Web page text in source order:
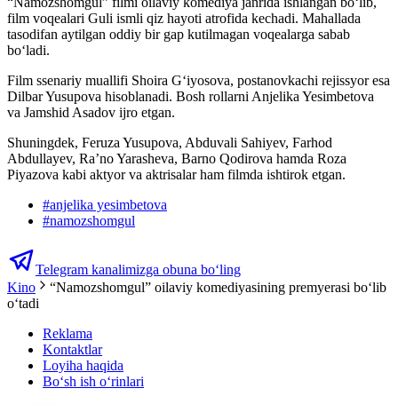
film voqealari Guli ismli qiz hayoti atrofida kechadi. Mahallada
tasodifan aytilgan oddiy bir gap kutilmagan voqealarga sabab
bo‘ladi.
Film ssenariy muallifi Shoira G‘iyosova, postanovkachi rejissyor esa
Dilbar Yusupova hisoblanadi. Bosh rollarni Anjelika Yesimbetova
va Jamshid Asadov ijro etgan.
Shuningdek, Feruza Yusupova, Abduvali Sahiyev, Farhod
Abdullayev, Ra’no Yarasheva, Barno Qodirova hamda Roza
Piyazova kabi aktyor va aktrisalar ham filmda ishtirok etgan.
#anjelika yesimbetova
#namozshomgul
Telegram kanalimizga obuna bo‘ling
Kino
“Namozshomgul” oilaviy komediyasining premyerasi boʻlib
oʻtadi
Reklama
Kontaktlar
Loyiha haqida
Bo‘sh ish o‘rinlari